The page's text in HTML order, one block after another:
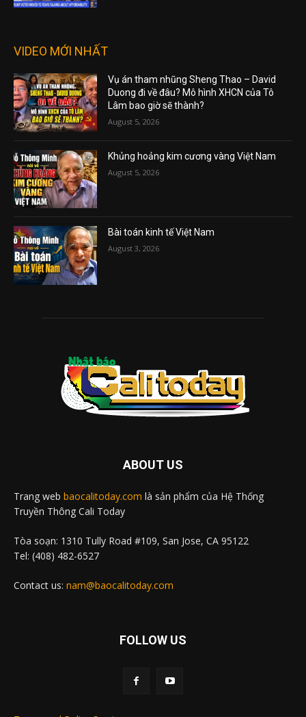
VIDEO MỚI NHẤT
Vụ án tham nhũng Sheng Thao – David
Duong đi về đâu? Mô hình XHCN của Tô
Lâm bao giờ sẽ thành?
August 5, 2026
Khủng hoảng kim cương vàng Việt Nam
August 5, 2026
Bài toán kinh tế Việt Nam
August 3, 2026
ABOUT US
Trang web baocalitoday.com là sản phẩm của Hệ Thống
Truyền Thông Cali Today
Tòa soạn: 1310 Tully Road #109, San Jose, CA 95122
Tel: (408) 482-6527
Contact us: nam@baocalitoday.com
FOLLOW US